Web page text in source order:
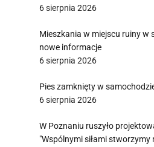
6 sierpnia 2026
Mieszkania w miejscu ruiny w
nowe informacje
6 sierpnia 2026
Pies zamknięty w
6 sierpnia 2026
W Poznaniu ruszyło
"Wspólnymi siłami stworzymy